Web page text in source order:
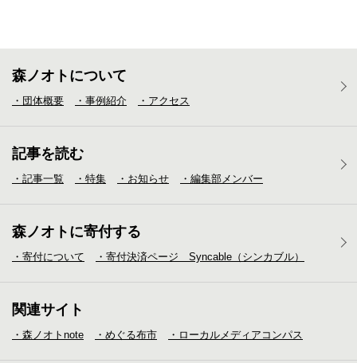
森ノオトについて
・団体概要 ・事例紹介 ・アクセス
記事を読む
・記事一覧 ・特集 ・お知らせ ・編集部メンバー
森ノオトに寄付する
・寄付について ・寄付決済ページ Syncable（シンカブル）
関連サイト
・森ノオトnote ・めぐる布市 ・ローカルメディア コンパス